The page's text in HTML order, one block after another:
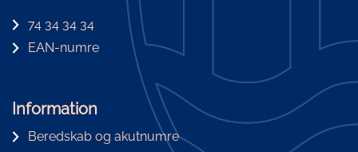
74 34 34 34
EAN-numre
Information
Beredskab og akutnumre